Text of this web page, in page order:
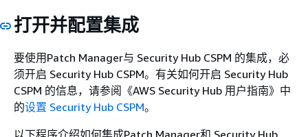
打开并配置集成
要使用Patch Manager与 Security Hub CSPM 的集成，必
须开启 Security Hub CSPM。有关如何开启 Security Hub
CSPM 的信息，请参阅《AWS Security Hub 用户指南》 中
的设置 Security Hub CSPM。
以下程序介绍如何集成Patch Manager和 Security Hub